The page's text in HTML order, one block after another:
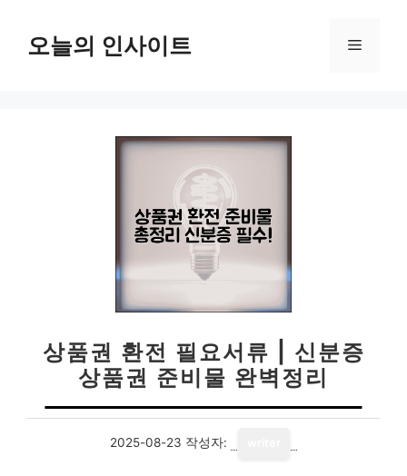
오늘의 인사이트 메
상품권 환전 필요서류 | 신분증
상품권 준비물 완벽정리
2025-08-23 작성자: